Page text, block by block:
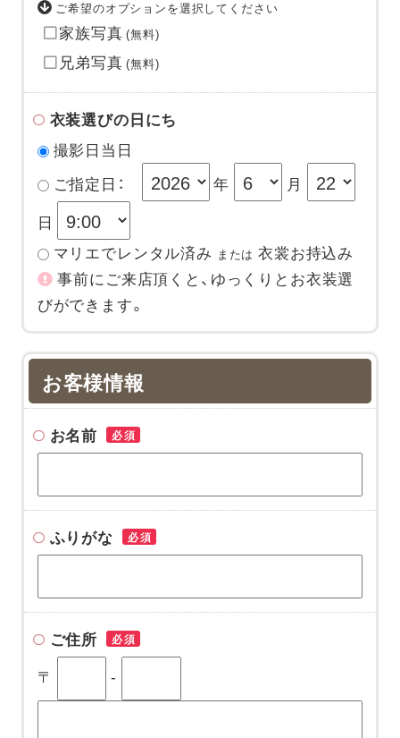
ご希望のオプションを選択してください
家族写真 (無料)
兄弟写真 (無料)
衣装選びの日にち
撮影日当日
ご指定日：
年
月
日
マリエでレンタル済み または 衣裳お持込み
事前にご来店頂くと、ゆっくりとお衣装選
びができます。
お客様情報
お名前 必須
ふりがな 必須
ご住所 必須
〒 -